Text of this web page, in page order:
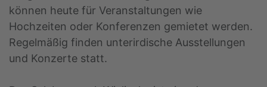
können heute für Veranstaltungen wie
Hochzeiten oder Konferenzen gemietet werden.
Regelmäßig finden unterirdische Ausstellungen
und Konzerte statt.